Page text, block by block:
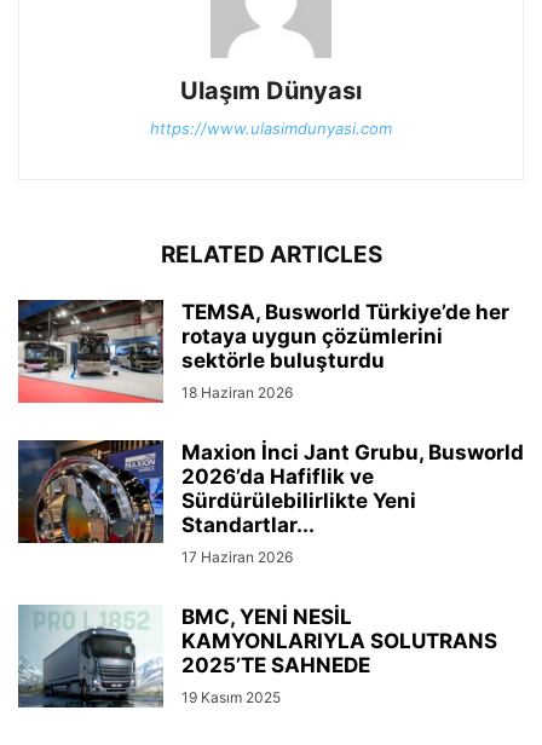
Ulaşım Dünyası
https://www.ulasimdunyasi.com
RELATED ARTICLES
TEMSA, Busworld Türkiye’de her
rotaya uygun çözümlerini
sektörle buluşturdu
18 Haziran 2026
Maxion İnci Jant Grubu, Busworld
2026’da Hafiflik ve
Sürdürülebilirlikte Yeni
Standartlar...
17 Haziran 2026
BMC, YENİ NESİL
KAMYONLARIYLA SOLUTRANS
2025’TE SAHNEDE
19 Kasım 2025